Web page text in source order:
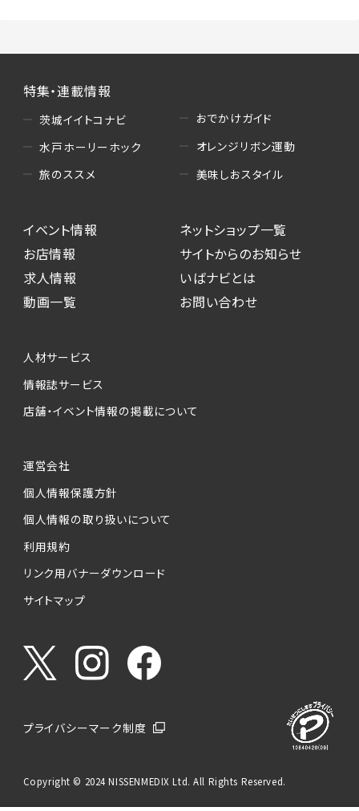
特集・連載情報
茨城イイトコナビ
水戸ホーリーホック
旅のススメ
おでかけガイド
オレンジリボン運動
美味しおスタイル
イベント情報
お店情報
求人情報
動画一覧
ネットショップ一覧
サイトからのお知らせ
いばナビとは
お問い合わせ
人材サービス
情報誌サービス
店舗・イベント情報の掲載について
運営会社
個人情報保護方針
個人情報の取り扱いについて
利用規約
リンク用バナーダウンロード
サイトマップ
プライバシーマーク制度
Copyright © 2024 NISSENMEDIX Ltd. All Rights Reserved.